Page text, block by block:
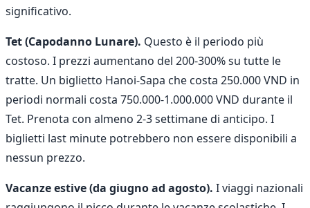
significativo.
Tet (Capodanno Lunare). Questo è il periodo più
costoso. I prezzi aumentano del 200-300% su tutte le
tratte. Un biglietto Hanoi-Sapa che costa 250.000 VND in
periodi normali costa 750.000-1.000.000 VND durante il
Tet. Prenota con almeno 2-3 settimane di anticipo. I
biglietti last minute potrebbero non essere disponibili a
nessun prezzo.
Vacanze estive (da giugno ad agosto). I viaggi nazionali